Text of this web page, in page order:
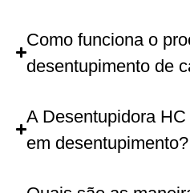
Como funciona o
desentupimento de
A Desentupidora
em desentupimento?